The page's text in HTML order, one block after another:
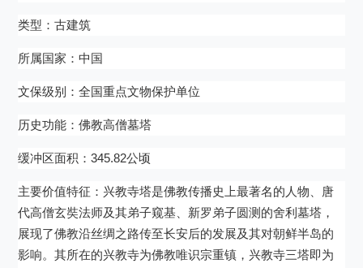
类型：古建筑
所属国家：中国
文保级别：全国重点文物保护单位
历史功能：佛教高僧墓塔
缓冲区面积：345.82公顷
主要价值特征：兴教寺塔是佛教传播史上最著名的人物、唐
代高僧玄奘法师及其弟子窥基、新罗弟子圆测的舍利墓塔，
展现了佛教沿丝绸之路传至长安后的发展及其对朝鲜半岛的
影响。其所在的兴教寺为佛教唯识宗重镇，兴教寺三塔即为